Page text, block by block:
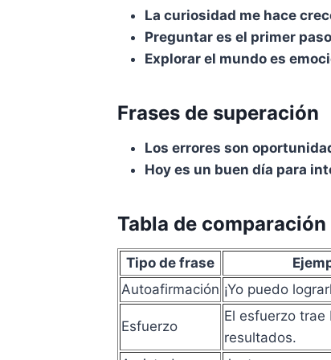
La curiosidad me hace
Preguntar es el primer
Explorar el mundo es
Frases de superación
Los errores son
Hoy es un buen día para
Tabla de
Tipo de frase
Autoafirmación ¡Yo puedo
Esfuerzo
El esfuerzo trae
resultados.